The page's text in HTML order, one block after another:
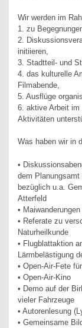
Wir werden im
1. zu
2.
initiieren,
3. Stadtteil- und
4. das kulturelle
Filmabende,
5. Ausflüge
6. aktive Arbeit
Aktivitäten
Was haben wir in
•
dem Planungsamt
bezüglich u.a.
Atterfeld
•
• Referate zu
Naturheilkunde
• Flugblattaktion
Lärmbelästigung
• Open-Air-Fete
• Open-Air-Kino
• Demo auf der
vieler Fahrzeuge
• Autorenlesung
• Gemeinsame